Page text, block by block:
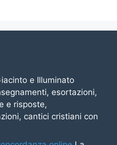
e Illuminato
esortazioni,
e risposte,
cantici cristiani con